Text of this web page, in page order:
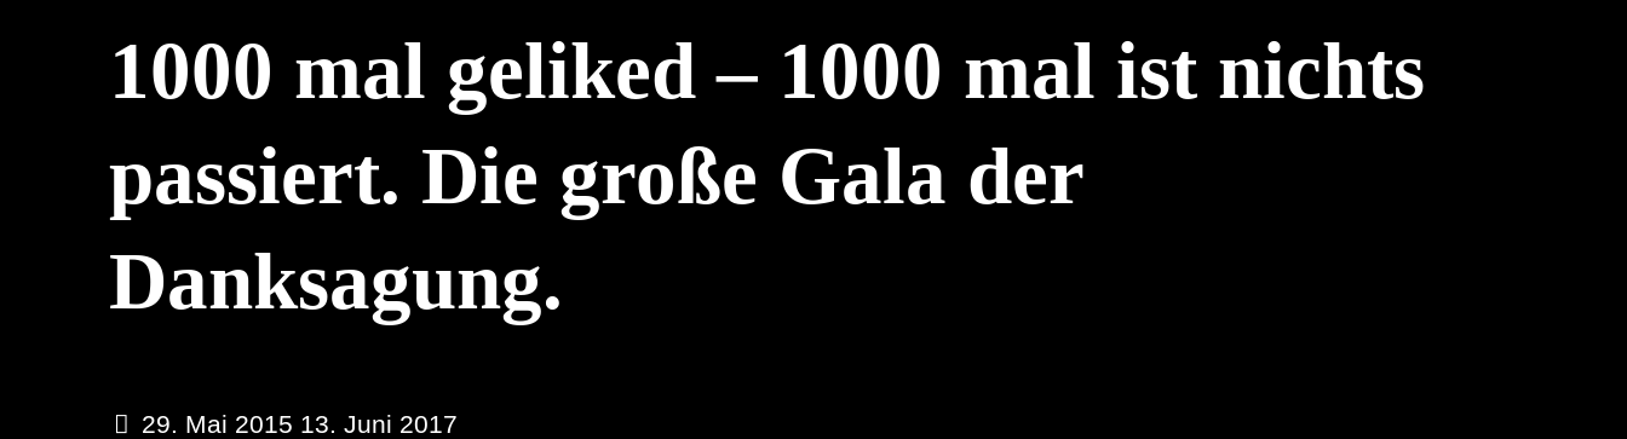
1000 mal geliked – 1000 mal ist nichts
passiert. Die große Gala der
Danksagung.
29. Mai 2015 13. Juni 2017